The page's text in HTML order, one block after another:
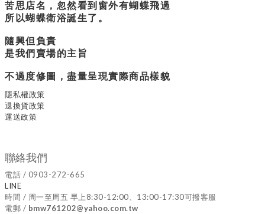
苦思店名，忽然看到窗外有蝴蝶飛過
所以蝴蝶衛浴誕生了。
隨興但負責
是我們賣場的主旨
不過度修圖，盡量呈現實際商品樣貌
隱私權政策
退換貨政策
運送政策
聯絡我們
電話 / 0903-272-665
LINE
時間 / 周一至周五 早上8:30-12:00、13:00-17:30可撥客服
電郵 / bmw761202@yahoo.com.tw